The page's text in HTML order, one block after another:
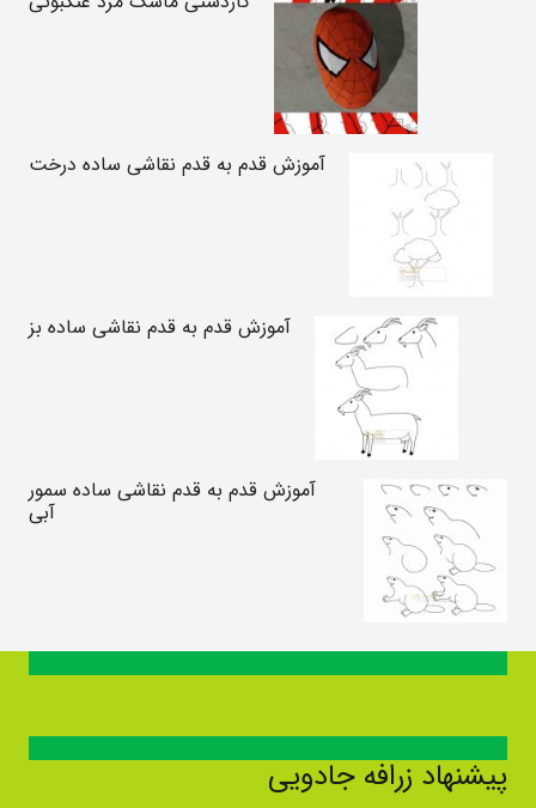
آموزش قدم به قدم نقاشی ساده درخت
آموزش قدم به قدم نقاشی ساده بز
آموزش قدم به قدم نقاشی ساده سمور
آبی
پیشنهاد زرافه جادویی